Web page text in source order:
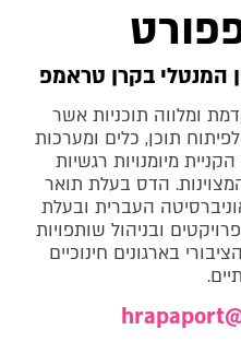
המנטלי בקרן טראמפ
ומלווה תוכניות אשר
תוכן, כלים ומערכות
מיומנויות רגשיות
הדס בעלת תואר
העברית ובעלת
ובניהול שותפויות
בארגונים חינוכיים